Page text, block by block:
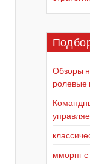
Обзоры
ролевые
мморпг